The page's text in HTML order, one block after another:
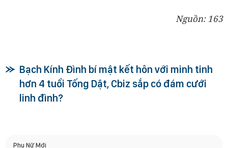
Nguồn: 163
Bạch Kính Đình bí mật kết hôn với minh tinh
hơn 4 tuổi Tống Dật, Cbiz sắp có đám cưới
linh đình?
Phụ Nữ Mới